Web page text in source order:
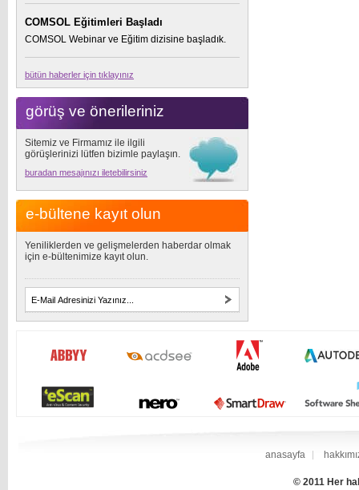
COMSOL Eğitimleri Başladı
COMSOL Webinar ve Eğitim dizisine başladık.
bütün haberler için tıklayınız
görüş ve önerileriniz
Sitemiz ve Firmamız ile ilgili
görüşlerinizi lütfen bizimle paylaşın.
buradan mesajınızı iletebilirsiniz
e-bültene kayıt olun
Yeniliklerden ve gelişmelerden haberdar olmak
için e-bültenimize kayıt olun.
anasayfa
© 2011 Her